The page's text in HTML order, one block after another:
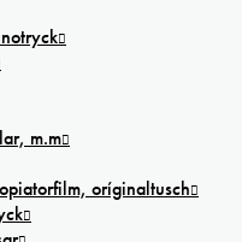
m.m
oríginaltusch